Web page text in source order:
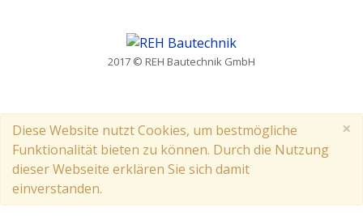
2017 © REH Bautechnik GmbH
×
Diese Website nutzt Cookies, um bestmögliche
Funktionalität bieten zu können. Durch die Nutzung
dieser Webseite erklären Sie sich damit
einverstanden.